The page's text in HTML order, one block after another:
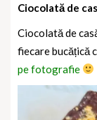
Ciocolată de
Ciocolată de
fiecare bucățică
pe fotografie